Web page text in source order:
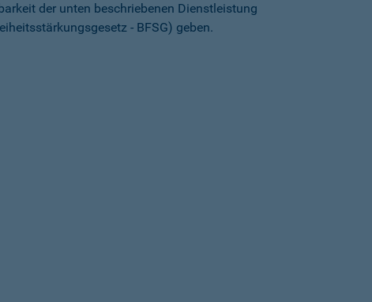
der unten beschriebenen Dienstleistung
- BFSG) geben.